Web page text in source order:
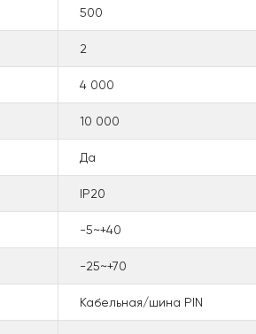
500
2
4 000
10 000
Да
IP20
-5~+40
-25~+70
Кабельная/шина PIN